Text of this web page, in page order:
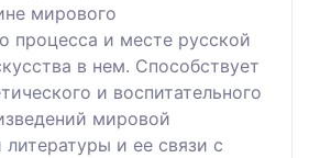
мирового
процесса и месте русской
в нем. Способствует
и воспитательного
мировой
и ее связи с